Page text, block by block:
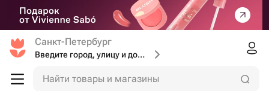
Санкт-Петербург
Введите город, улицу и дом доставки
Найти товары и магазины